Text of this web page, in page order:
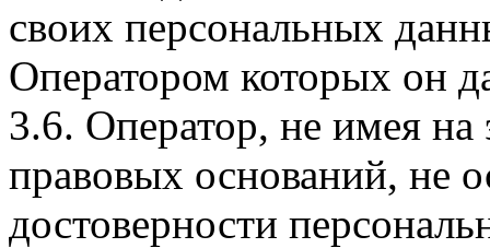
своих персональных
Оператором которых он
3.6. Оператор, не имея
правовых оснований, не
достоверности